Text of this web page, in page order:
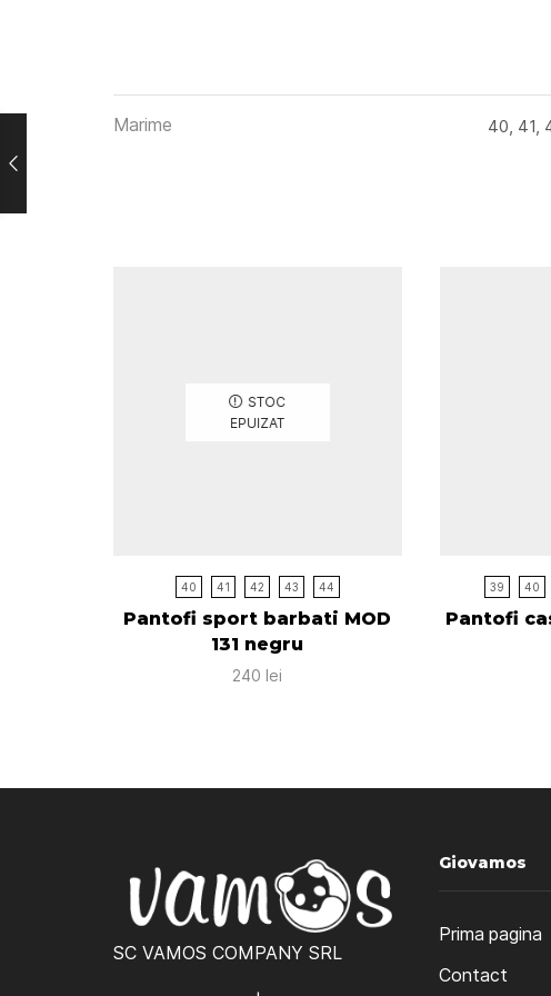
Marime 40, 41,
STOC
EPUIZAT
40 41 42 43 44
Pantofi sport barbati MOD
131 negru
240 lei
39 40
Pantofi
SC VAMOS COMPANY SRL
Giovamos
Prima pagina
Contact